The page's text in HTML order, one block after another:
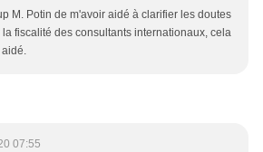
M. Potin de m'avoir aidé à clarifier les doutes
fiscalité des consultants internationaux, cela
07:55